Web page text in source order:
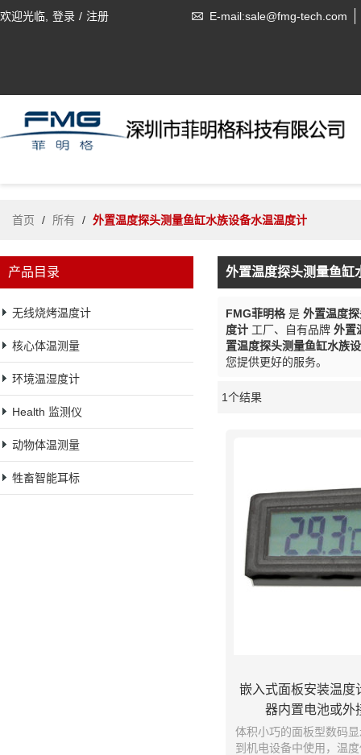
欢迎光临, 登录 / 注册 E-mail:sale@fmg-tech.com
首页 / 所有 / 外置温度探头测量鱼缸水族设备水温温度计
产品目录
无线烧烤温度计
核心体温测量
环境温湿度计
Health 监测仪
动物体温测量
牲畜智能耳标
外置温度探头测量鱼缸
FMG菲明格是 外置温度
度计 工厂、自有品牌 外置
置温度探头测量鱼缸水族
您提供更好的服务。
1个结果
嵌入式面板安装温度
器内置电池或外
体积小巧的面板型数码
到机电设备中使用，温